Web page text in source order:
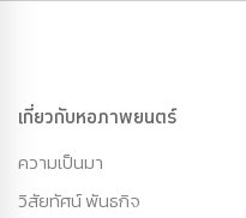
เกี่ยวกับหอภาพยนตร์
ความเป็นมา
วิสัยทัศน์ พันธกิจ